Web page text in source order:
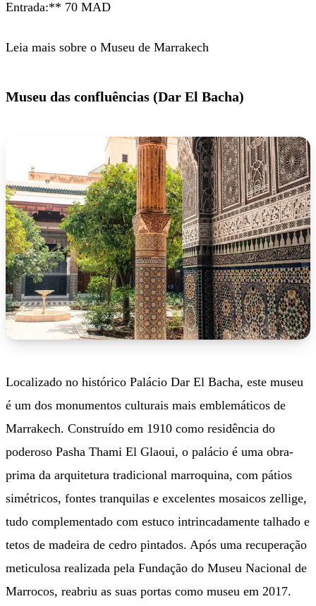
Entrada:** 70 MAD
Leia mais sobre o Museu de Marrakech
Museu das confluências (Dar El Bacha)
Localizado no histórico Palácio Dar El Bacha, este museu
é um dos monumentos culturais mais emblemáticos de
Marrakech. Construído em 1910 como residência do
poderoso Pasha Thami El Glaoui, o palácio é uma obra-
prima da arquitetura tradicional marroquina, com pátios
simétricos, fontes tranquilas e excelentes mosaicos zellige,
tudo complementado com estuco intrincadamente talhado e
tetos de madeira de cedro pintados. Após uma recuperação
meticulosa realizada pela Fundação do Museu Nacional de
Marrocos, reabriu as suas portas como museu em 2017.